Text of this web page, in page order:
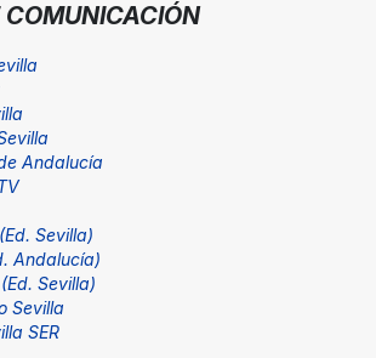
COMUNICACIÓN
Andalucía
Sevilla)
Andalucía)
Sevilla)
Sevilla
SER